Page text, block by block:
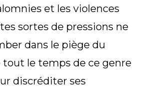
et les violences
sortes de pressions ne
dans le piège du
tout le temps de ce genre
discréditer ses